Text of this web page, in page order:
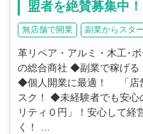
盟者を絶賛募集中！
無店舗で開業 副業からスタ
革リペア・アルミ・木工･
の総合商社 ◆副業で稼げ
◆個人開業に最適！ 「店
スク！ ◆未経験者でも安
リティ０円」！安心して
く！ …